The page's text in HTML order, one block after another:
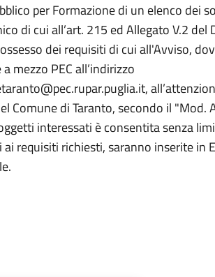
per Formazione di un elenco dei
di cui all’art. 215 ed Allegato V.2 del
dei requisiti di cui all'Avviso,
mezzo PEC all’indirizzo
Comune di Taranto, secondo il
interessati è consentita senza
requisiti richiesti, saranno inserite in